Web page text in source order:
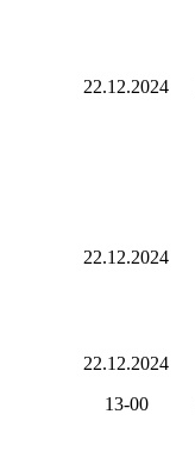
22.12.2024
22.12.2024
22.12.2024
13-00